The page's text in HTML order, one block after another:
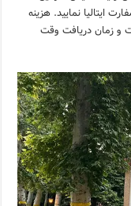
ایتالیا نمایید. هزینه
و زمان دریافت وقت